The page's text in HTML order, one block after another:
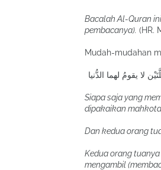
Bacalah Al-Quran
pembacanya). (HR.
يقومُ لهما الدُّنيا
Siapa saja yang
dipakaikan
Dan kedua orang
Kedua orang
mengambil